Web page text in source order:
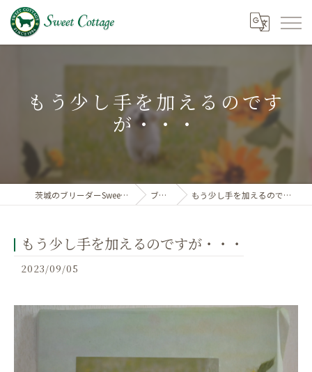
もう少し手を加えるのです
が・・・
茨城のブリーダーSweetCottage ブログ もう少し手を加えるのですが・・・
もう少し手を加えるのですが・・・
2023/09/05